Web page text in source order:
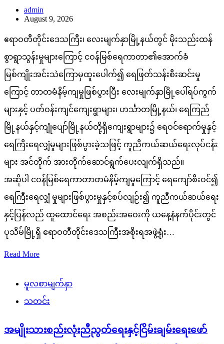
admin
August 9, 2026
ဧရာဝတီတိုင်းဒေသကြီး၊ လေးမျက်နှာမြို့နယ်တွင် မိုးသည်းထန်
စွာရွာသွန်းမှုများကြောင့် ငဝန်မြစ်ရေကာတာ၏အောက်ခံ
မြစ်ကျိုးအင်းသဲကြောမှထူးပေါက်၍ ရေဖြတ်သန်းစီးဆင်းမှု
ကြောင့် တာတမံနိမ့်ကျမှုဖြစ်ပွားပြီး လေးမျက်နှာမြို့ပေါ်ရပ်ကွက်
များနှင့် ပတ်ဝန်းကျင်ကျေးရွာများ၊ ဟင်္သာတမြို့နယ်၊ ရေကြည်
မြို့နယ်နှင့်ကျုံပျော်မြို့နယ်တို့ရှိကျေးရွာများ၌ ရေဝင်ရောက်မှုနှင့်
ရေကြီးရေလျှံမှုများဖြစ်ပွားခဲ့သဖြင့် ကူညီကယ်ဆယ်ရေးလုပ်ငန်း
များ အင်တိုက် အားတိုက်ဆောင်ရွက်ပေးလျက်ရှိသည်။
အဆိုပါ ငဝန်မြစ်ရေကာတာတမံနိမ့်ကျမှုကြောင့် ရေကျော်စီးဝင်၍
ရေကြီးရေလျှံ မှုများဖြစ်ပွားမှုနှင့်စပ်လျဉ်း၍ ကူညီကယ်ဆယ်ရေး
နှင့်ပြန်လည် ထူထောင်ရေး အစည်းအဝေးကို ယနေ့နံနက်ပိုင်းတွင်
ပုသိမ်မြို့ရှိ ဧရာဝတီတိုင်းဒေသကြီးအစိုးရအဖွဲ့ရုံး…
Read More
မူလစာမျက်နှာ
သတင်း
အမျိုးသားစည်းလုံးညီညွတ်ရေးနှင့်ငြိမ်းချမ်းရေးဖော်